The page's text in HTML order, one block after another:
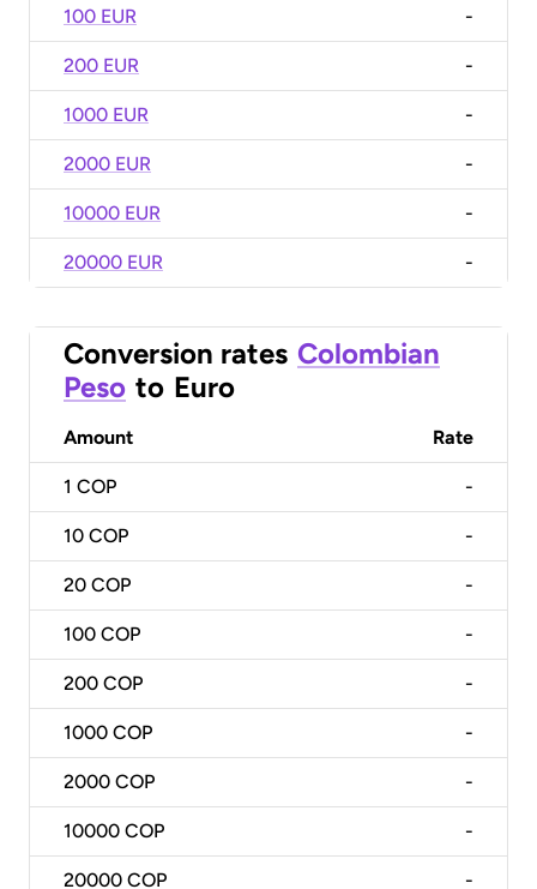
100 EUR -
200 EUR -
1000 EUR -
2000 EUR -
10000 EUR -
20000 EUR -
Conversion rates Colombian
Peso to Euro
Amount Rate
1 COP -
10 COP -
20 COP -
100 COP -
200 COP -
1000 COP -
2000 COP -
10000 COP -
20000 COP -